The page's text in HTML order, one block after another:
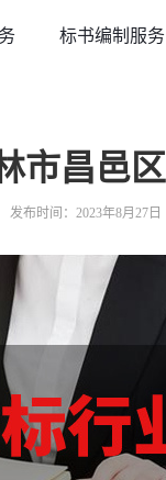
标书编制服务
市昌邑
发布时间：2023年8月27日